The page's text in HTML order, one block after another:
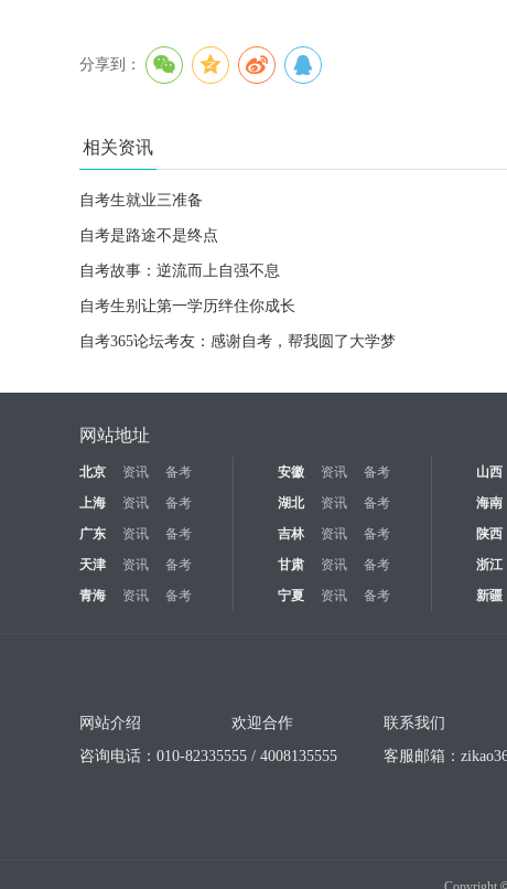
分享到：
相关资讯
自考生就业三准备
自考是路途不是终点
自考故事：逆流而上自强不息
自考生别让第一学历绊住你成长
自考365论坛考友：感谢自考，帮我圆了大学梦
网站地址
北京 资讯 备考 安徽 资讯 备考 山西
上海
资讯 备考 湖北 资讯 备考 海南
广东
资讯 备考 吉林 资讯 备考 陕西
天津
资讯 备考 甘肃 资讯 备考 浙江
青海
资讯 备考 宁夏 资讯 备考 新疆
网站介绍 欢迎合作 联系我们
咨询电话：010-82335555 / 4008135555
客服邮箱：